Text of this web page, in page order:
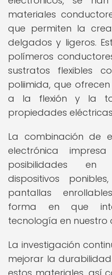
materiales
que permiten la
delgados y ligeros.
polímeros
sustratos flexibles
poliimida, que
a la flexión y la
propiedades
La combinación de
electrónica
posibilidades en
dispositivos
pantallas
forma en que
tecnología en nuestro
La investigación
mejorar la